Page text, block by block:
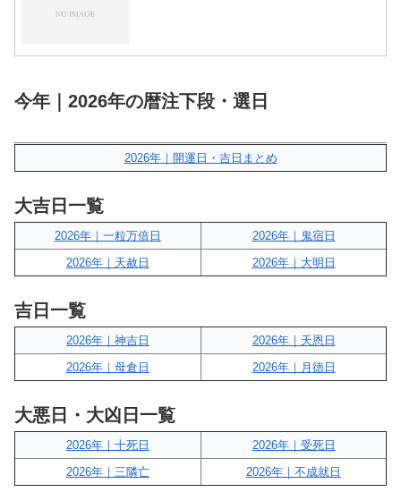
今年｜2026年の暦注下段・選日
2026年｜開運日・吉日まとめ
大吉日一覧
2026年｜一粒万倍日
2026年｜鬼宿日
2026年｜天赦日
2026年｜大明日
吉日一覧
2026年｜神吉日
2026年｜天恩日
2026年｜母倉日
2026年｜月徳日
大悪日・大凶日一覧
2026年｜十死日
2026年｜受死日
2026年｜三隣亡
2026年｜不成就日